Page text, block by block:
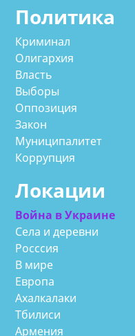
Политика
Криминал
Олигархия
Власть
Выборы
Оппозиция
Закон
Муниципалитет
Коррупция
Локации
Война в Украине
Села и деревни
Росссия
В мире
Европа
Ахалкалаки
Тбилиси
Армения